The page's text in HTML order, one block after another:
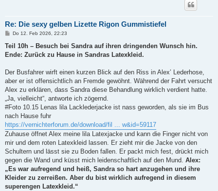
Re: Die sexy gelben Lizette Rigon Gummistiefel
B
i
r
Do 12. Feb 2026, 22:23
Teil 10h – Besuch bei Sandra auf ihren dringenden Wunsch hin.
Ende: Zurück zu Hause in Sandras Latexkleid.
Der Busfahrer wirft einen kurzen Blick auf den Riss in Alex’ Lederhose,
aber er ist offensichtlich an Fremde gewöhnt. Während der Fahrt versucht
Alex zu erklären, dass Sandra diese Behandlung wirklich verdient hatte.
„Ja, vielleicht“, antworte ich zögernd.
#Foto 10.15 Lenas lila Lacklederjacke ist nass geworden, als sie im Bus
nach Hause fuhr
https://vernichterforum.de/download/fil ... w&id=59117
Zuhause öffnet Alex meine lila Latexjacke und kann die Finger nicht von
mir und dem roten Latexkleid lassen. Er zieht mir die Jacke von den
Schultern und lässt sie zu Boden fallen. Er packt mich fest, drückt mich
gegen die Wand und küsst mich leidenschaftlich auf den Mund. Alex:
„Es war aufregend und heiß, Sandra so hart anzugehen und ihre
Kleider zu zerreißen. Aber du bist wirklich aufregend in diesem
superengen Latexkleid.“